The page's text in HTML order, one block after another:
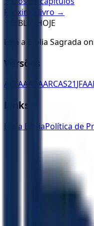
Próximo livro →
BÍBLIA HOJE
Leia a Bíblia Sagrada
Versões
ACFAA ARAARCAS21JFAA
Links
Ler a BíbliaPolítica de